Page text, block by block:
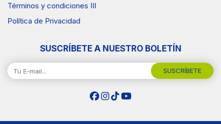
Términos y condiciones III
Política de Privacidad
SUSCRÍBETE A NUESTRO BOLETÍN
SUSCRÍBETE